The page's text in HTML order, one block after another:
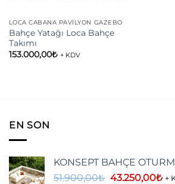
LOCA CABANA PAVILYON GAZEBO
Bahçe Yatağı Loca Bahçe
Takımı
153.000,00₺ + KDV
EN SON
KONSEPT BAHÇE
51.900,00₺ Orijinal
43.250,00₺Şu
+